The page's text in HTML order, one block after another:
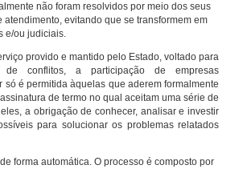
não foram resolvidos por meio dos seus
atendimento, evitando que se transformem em
e/ou judiciais.
provido e mantido pelo Estado, voltado para
de conflitos, a participação de empresas
só é permitida àquelas que aderem formalmente
de termo no qual aceitam uma série de
a obrigação de conhecer, analisar e investir
para solucionar os problemas relatados
forma automática. O processo é composto por